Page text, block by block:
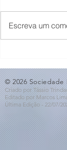
🎵🎶
Escreva um
© 2026 Sociedade
Criado por Tássio
Editado por Marcos
Última Edição - 22/07/